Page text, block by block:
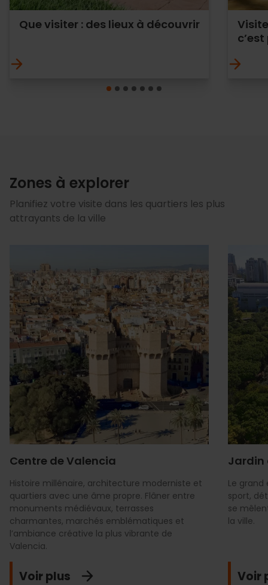
Que visiter : des lieux à découvrir
Zones à explorer
Planifiez votre visite dans les quartiers les plus
attrayants de la ville
Centre de Valencia
Histoire millénaire, architecture moderniste et
quartiers avec une âme propre. Flâner entre
monuments médiévaux, terrasses
charmantes, marchés emblématiques et
l’ambiance créative la plus vibrante de
Valencia.
Voir plus
Jardin
Le
sport,
se
la ville.
Voir